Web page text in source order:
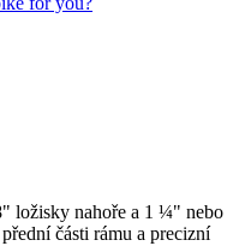
ložisky nahoře a 1 ¼" nebo
části rámu a precizní